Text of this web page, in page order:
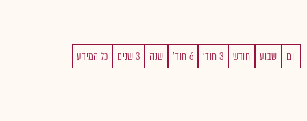
יום שבוע חודש 3 חוד' 6 חוד' שנה 3 שנים כל המידע